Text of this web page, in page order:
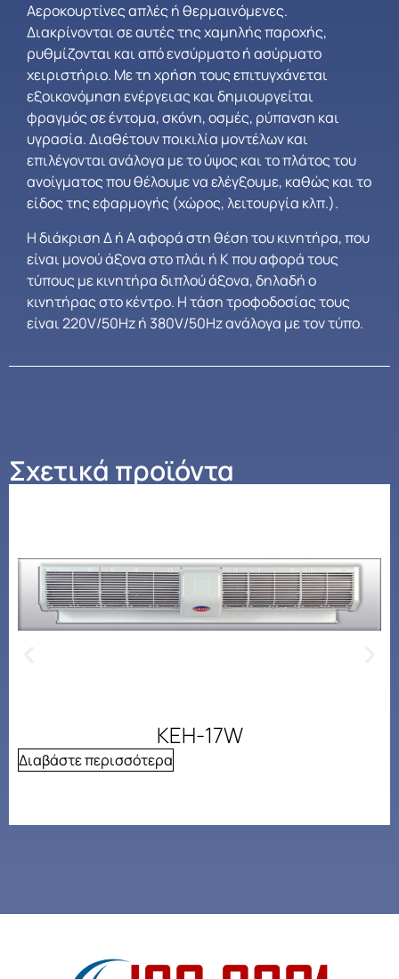
Αεροκουρτίνες απλές ή θερμαινόμενες.
Διακρίνονται σε αυτές της χαμηλής παροχής,
ρυθμίζονται και από ενσύρματο ή ασύρματο
χειριστήριο. Με τη χρήση τους επιτυγχάνεται
εξοικονόμηση ενέργειας και δημιουργείται
φραγμός σε έντομα, σκόνη, οσμές, ρύπανση και
υγρασία. Διαθέτουν ποικιλία μοντέλων και
επιλέγονται ανάλογα με το ύψος και το πλάτος του
ανοίγματος που θέλουμε να ελέγξουμε, καθώς και το
είδος της εφαρμογής (χώρος, λειτουργία κλπ.).
Η διάκριση Δ ή Α αφορά στη θέση του κινητήρα, που
είναι μονού άξονα στο πλάι ή Κ που αφορά τους
τύπους με κινητήρα διπλού άξονα, δηλαδή ο
κινητήρας στο κέντρο. Η τάση τροφοδοσίας τους
είναι 220V/50Hz ή 380V/50Hz ανάλογα με τον τύπο.
Σχετικά προϊόντα
KEH-17W
Διαβάστε περισσότερα